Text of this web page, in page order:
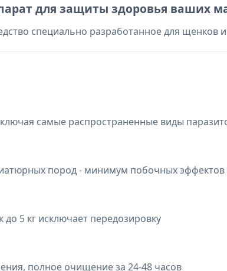
для защиты здоровья ваших
специально разработанное для щенков
самые распространенные виды
пород - минимум побочных эффектов
5 кг исключает передозировку
полное очищение за 24-48 часов